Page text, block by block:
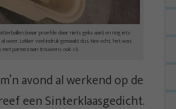
(maar proefde daar niets geks aan) en nog iets
weer. Lekker veel indruk gemaakt dus. Nee echt, het was
met parmezaan trouwens ook <3.
avond al werkend op de
een Sinterklaasgedicht.